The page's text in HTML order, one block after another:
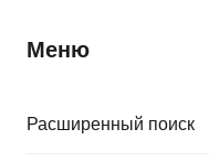
Меню
Расширенный поиск
Ф М/